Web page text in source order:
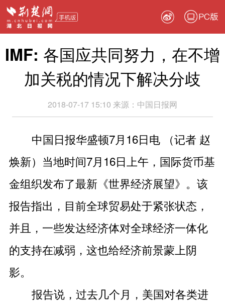
PC版
IMF: 各国应共同努力，在不增
加关税的情况下解决分歧
2018-07-17 15:10 来源： 中国日报网
中国日报华盛顿7月16日电 （记者 赵
焕新）当地时间7月16日上午，国际货币基
金组织发布了最新《世界经济展望》。该
报告指出，目前全球贸易处于紧张状态，
并且，一些发达经济体对全球经济一体化
的支持在减弱，这也给经济前景蒙上阴
影。
报告说，过去几个月，美国对各类进